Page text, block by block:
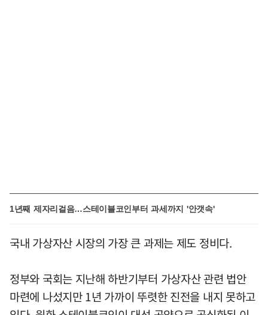
1년째 제자리걸음…스테이블코인부터 과세까지 '안갯속'
국내 가상자산 시장의 가장 큰 과제는 제도 정비다.
정부와 국회는 지난해 하반기부터 가상자산 관련 법안
마련에 나섰지만 1년 가까이 뚜렷한 진전을 내지 못하고